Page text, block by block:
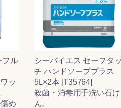
フル
ッ
め
シーバイエス セーフタッ
チ ハンドソーププラス
5L×2本 [T35764]
殺菌・消毒用手洗い石け
ん。